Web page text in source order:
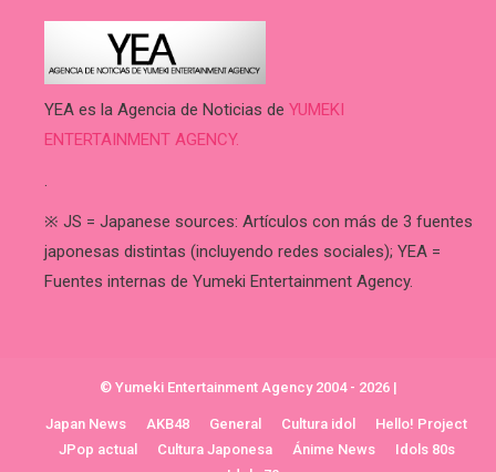
YEA es la Agencia de Noticias de YUMEKI
ENTERTAINMENT AGENCY.
.
※ JS = Japanese sources: Artículos con más de 3 fuentes
japonesas distintas (incluyendo redes sociales); YEA =
Fuentes internas de Yumeki Entertainment Agency.
© Yumeki Entertainment Agency 2004 - 2026 |
Japan News AKB48 General Cultura idol
Hello! Project
JPop actual
Cultura Japonesa Ánime News
Idols 80s